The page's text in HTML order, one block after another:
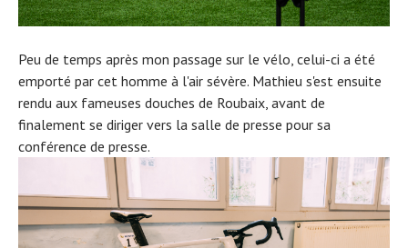
Peu de temps après mon passage sur le vélo, celui-ci a été
emporté par cet homme à l'air sévère. Mathieu s'est ensuite
rendu aux fameuses douches de Roubaix, avant de
finalement se diriger vers la salle de presse pour sa
conférence de presse.